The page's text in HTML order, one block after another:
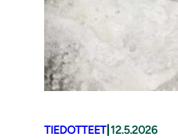
TIEDOTTEET| 12.5.2026